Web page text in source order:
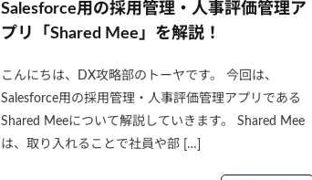
Salesforce用の採用管理・人事評価管理ア
プリ「Shared Mee」を解説！
こんにちは、DX攻略部のトーヤです。 今回は、
Salesforce用の採用管理・人事評価管理アプリである
Shared Meeについて解説していきます。 Shared Mee
は、取り入れることで社員や部 […]